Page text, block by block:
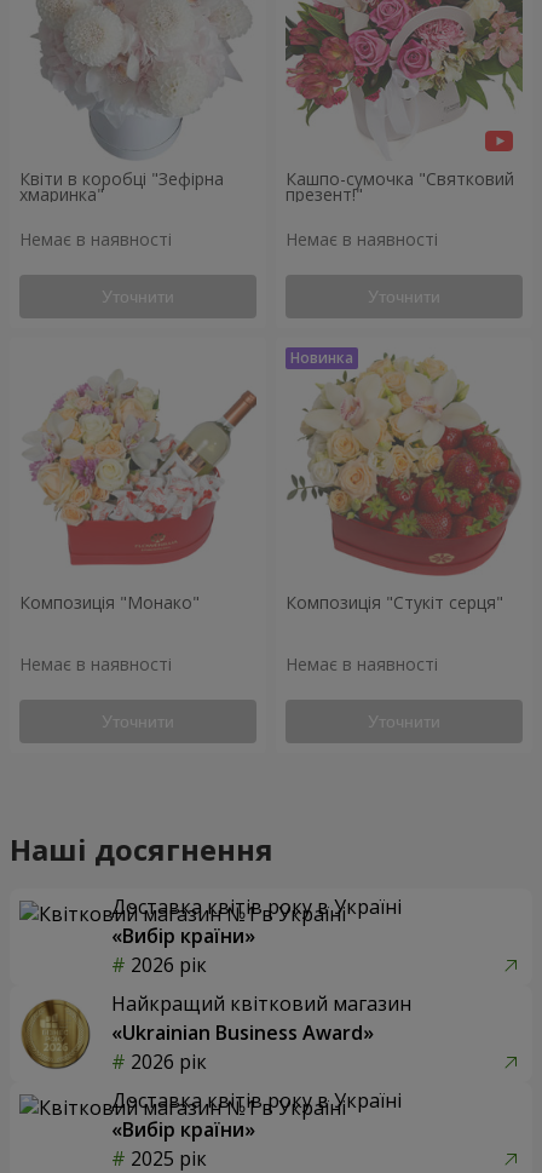
Квіти в коробці "Зефірна
хмаринка"
Немає в наявності
Уточнити
Кашпо-сумочка "Святковий
презент!"
Немає в наявності
Уточнити
Композиція "Монако"
Немає в наявності
Уточнити
Композиція "Стукіт серця"
Немає в наявності
Уточнити
Наші досягнення
Доставка квітів року в Україні
«Вибір країни»
2026 рік
Найкращий квітковий магазин
«Ukrainian Business Award»
2026 рік
Доставка квітів року в Україні
«Вибір країни»
2025 рік